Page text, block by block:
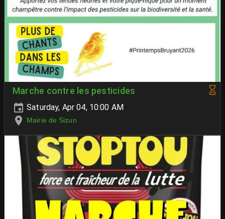
Marche contre les pesticides
Saturday, Apr 04, 10:00 AM
Mairie de Sizun